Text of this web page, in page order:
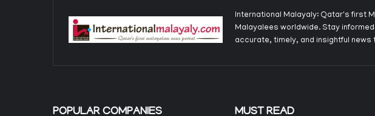
International Malayaly: Qatar's first
Malayalees worldwide. Stay
accurate, timely, and insightful
POPULAR COMPANIES MUST READ